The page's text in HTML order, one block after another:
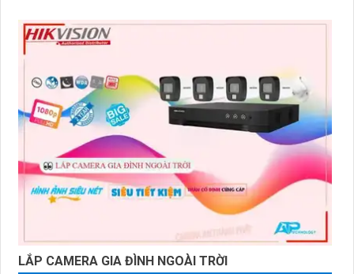
LẮP CAMERA GIA ĐÌNH NGOÀI TRỜI